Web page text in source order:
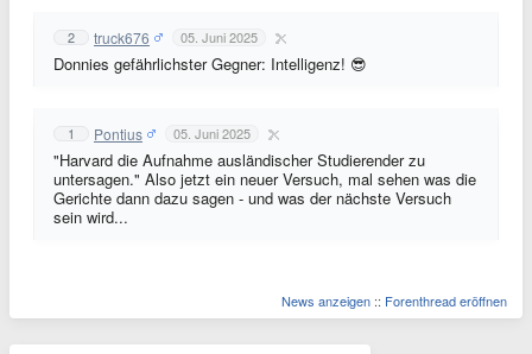
2 truck676 05. Juni 2025
Donnies gefährlichster Gegner: Intelligenz! 😎
1 Pontius 05. Juni 2025
"Harvard die Aufnahme ausländischer Studierender zu
untersagen." Also jetzt ein neuer Versuch, mal sehen was die
Gerichte dann dazu sagen - und was der nächste Versuch
sein wird...
News anzeigen :: Forenthread eröffnen